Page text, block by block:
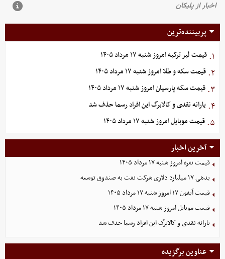
پربیننده‌ترین
۱. قیمت لیر ترکیه امروز شنبه ۱۷ مرداد ۱۴۰۵
۲. قیمت سکه و طلا امروز شنبه ۱۷ مرداد ۱۴۰۵
۳. قیمت سکه پارسیان امروز شنبه ۱۷ مرداد ۱۴۰۵
۴. یارانه نقدی و کالابرگ این افراد رسما حذف شد
۵. قیمت موبایل‌ امروز شنبه ۱۷ مرداد ۱۴۰۵
آخرین اخبار
قیمت نقره امروز شنبه ۱۷ مرداد ۱۴۰۵
بدهی ١٧ میلیارد دلاری شرکت نفت به صندوق توسعه
قیمت آیفون ۱۷ امروز شنبه ۱۷ مرداد ۱۴۰۵
قیمت موبایل‌ امروز شنبه ۱۷ مرداد ۱۴۰۵
یارانه نقدی و کالابرگ این افراد رسما حذف شد
عناوین برگزیده